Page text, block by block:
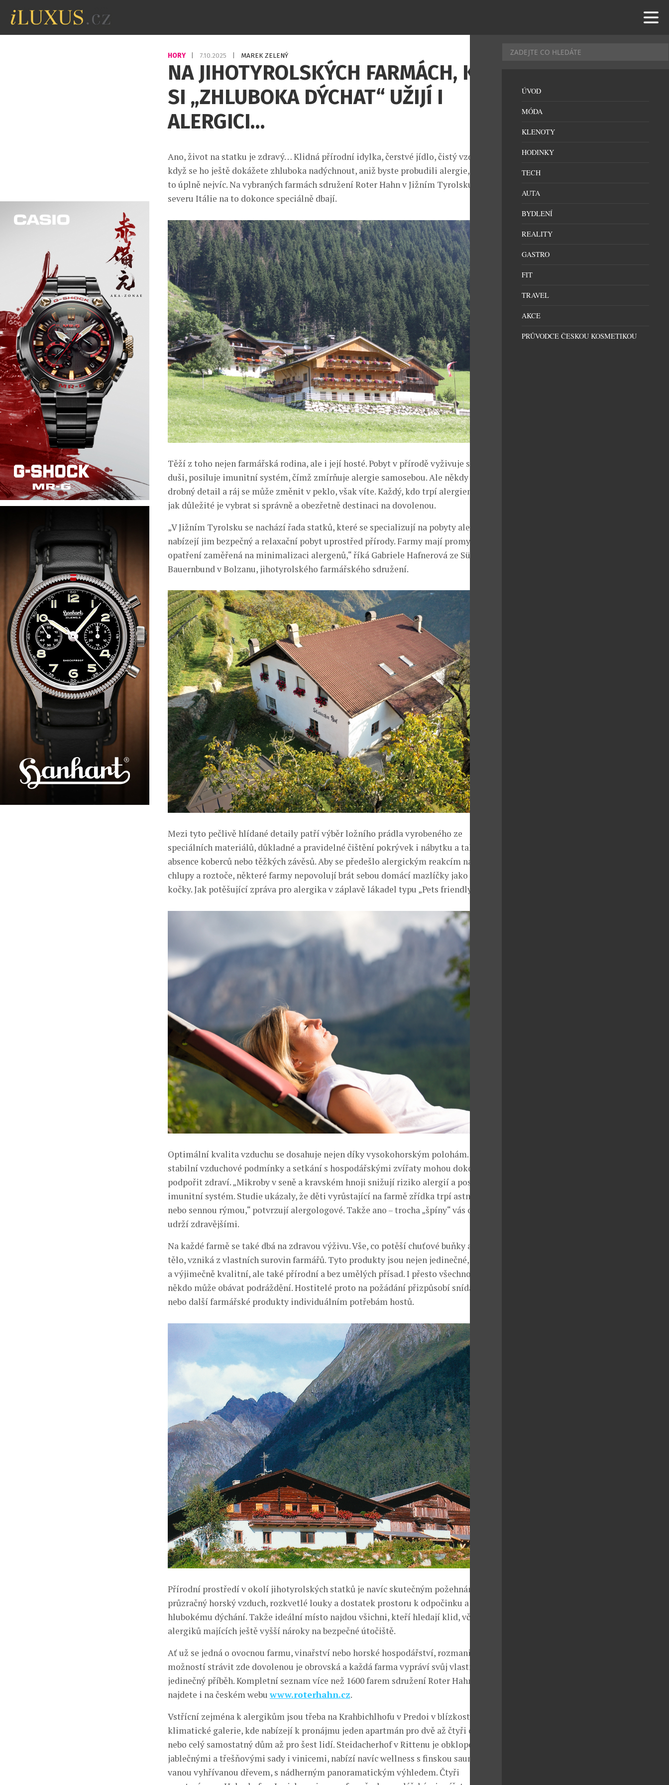
HORY 7.10.2025 MAREK ZELENÝ
NA JIHOTYROLSKÝCH FARMÁCH, KDE
SI „ZHLUBOKA DÝCHAT“ UŽIJÍ I
ALERGICI…
Ano, život na statku je zdravý… Klidná přírodní idylka, čerstvé jídlo, čistý vzduch. A
když se ho ještě dokážete zhluboka nadýchnout, aniž byste probudili alergie, pak je
to úplně nejvíc. Na vybraných farmách sdružení Roter Hahn v Jižním Tyrolsku na
severu Itálie na to dokonce speciálně dbají.
Těží z toho nejen farmářská rodina, ale i její hosté. Pobyt v přírodě vyživuje srdce i
duši, posiluje imunitní systém, čímž zmírňuje alergie samosebou. Ale někdy stačí
drobný detail a ráj se může změnit v peklo, však víte. Každý, kdo trpí alergiemi, ví,
jak důležité je vybrat si správně a obezřetně destinaci na dovolenou.
„V Jižním Tyrolsku se nachází řada statků, které se specializují na pobyty alergiků a
nabízejí jim bezpečný a relaxační pobyt uprostřed přírody. Farmy mají promyšlená
opatření zaměřená na minimalizaci alergenů,“ říká Gabriele Hafnerová ze Südtiroler
Bauernbund v Bolzanu, jihotyrolského farmářského sdružení.
Mezi tyto pečlivě hlídané detaily patří výběr ložního prádla vyrobeného ze
speciálních materiálů, důkladné a pravidelné čištění pokrývek i nábytku a také
absence koberců nebo těžkých závěsů. Aby se předešlo alergickým reakcím na zvířecí
chlupy a roztoče, některé farmy nepovolují brát sebou domácí mazlíčky jako psy a
kočky. Jak potěšující zpráva pro alergika v záplavě lákadel typu „Pets friendly!“
Optimální kvalita vzduchu se dosahuje nejen díky vysokohorským polohám. I
stabilní vzduchové podmínky a setkání s hospodářskými zvířaty mohou dokonce
podpořit zdraví. „Mikroby v seně a kravském hnoji snižují riziko alergií a posilují
imunitní systém. Studie ukázaly, že děti vyrůstající na farmě zřídka trpí astmatem
nebo sennou rýmou,“ potvrzují alergologové. Takže ano – trocha „špíny“ vás opravdu
udrží zdravějšími.
Na každé farmě se také dbá na zdravou výživu. Vše, co potěší chuťové buňky a vyživí
tělo, vzniká z vlastních surovin farmářů. Tyto produkty jsou nejen jedinečné, domácí
a výjimečně kvalitní, ale také přírodní a bez umělých přísad. I přesto všechno se
někdo může obávat podráždění. Hostitelé proto na požádání přizpůsobí snídani
nebo další farmářské produkty individuálním potřebám hostů.
Přírodní prostředí v okolí jihotyrolských statků je navíc skutečným požehnáním:
průzračný horský vzduch, rozkvetlé louky a dostatek prostoru k odpočinku a
hlubokému dýchání. Takže ideální místo najdou všichni, kteří hledají klid, včetně
alergiků majících ještě vyšší nároky na bezpečné útočiště.
Ať už se jedná o ovocnou farmu, vinařství nebo horské hospodářství, rozmanitost
možností strávit zde dovolenou je obrovská a každá farma vypráví svůj vlastní
jedinečný příběh. Kompletní seznam více než 1600 farem sdružení Roter Hahn
najdete i na českém webuwww.roterhahn.cz.
Vstřícní zejména k alergikům jsou třeba na Krahbichlhofu v Predoi v blízkosti
klimatické galerie, kde nabízejí k pronájmu jeden apartmán pro dvě až čtyři osoby
nebo celý samostatný dům až pro šest lidí. Steidacherhof v Rittenu je obklopen
jablečnými a třešňovými sady i vinicemi, nabízí navíc wellness s finskou saunou a
vanou vyhřívanou dřevem, s nádherným panoramatickým výhledem. Čtyři
ÚVOD
MÓDA
KLENOTY
HODINKY
TECH
AUTA
BYDLENÍ
REALITY
GASTRO
FIT
TRAVEL
AKCE
PRŮVODCE ČESKOU KOSMETIKOU